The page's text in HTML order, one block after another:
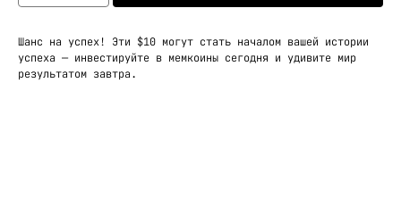
Шанс на успех! Эти $10 могут стать началом вашей истории
успеха — инвестируйте в мемкоины сегодня и удивите мир
результатом завтра.